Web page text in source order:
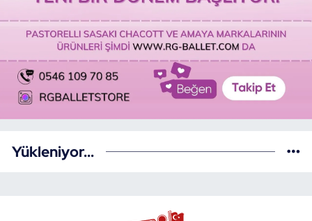
Yükleniyor...